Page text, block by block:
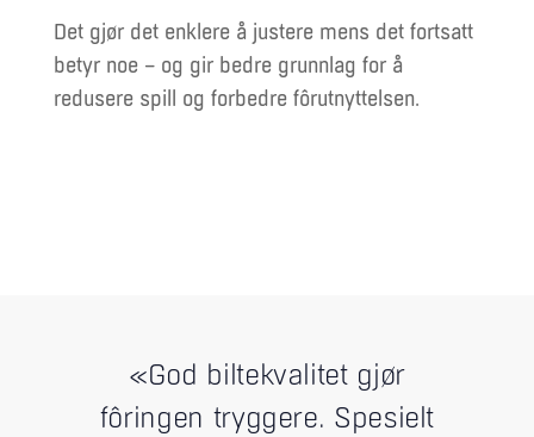
Det gjør det enklere å justere mens det fortsatt
betyr noe – og gir bedre grunnlag for å
redusere spill og forbedre fôrutnyttelsen.
«God biltekvalitet gjør
fôringen tryggere. Spesielt